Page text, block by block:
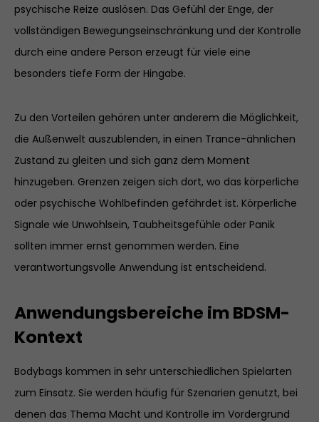
psychische Reize auslösen. Das Gefühl der Enge, der
vollständigen Bewegungseinschränkung und der Kontrolle
durch eine andere Person erzeugt für viele eine
besonders tiefe Form der Hingabe.
Zu den Vorteilen gehören unter anderem die Möglichkeit,
die Außenwelt auszublenden, in einen Trance-ähnlichen
Zustand zu gleiten und sich ganz dem Moment
hinzugeben. Grenzen zeigen sich dort, wo das körperliche
oder psychische Wohlbefinden gefährdet ist. Körperliche
Signale wie Unwohlsein, Taubheitsgefühle oder Panik
sollten immer ernst genommen werden. Eine
verantwortungsvolle Anwendung ist entscheidend.
Anwendungsbereiche im BDSM-
Kontext
Bodybags kommen in sehr unterschiedlichen Spielarten
zum Einsatz. Sie werden häufig für Szenarien genutzt, bei
denen das Thema Macht und Kontrolle im Vordergrund